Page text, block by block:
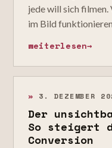
jede will sich filmen.
im Bild
weiterlesen→
» 3. DEZEMBER
Der
So steigert
Conversion